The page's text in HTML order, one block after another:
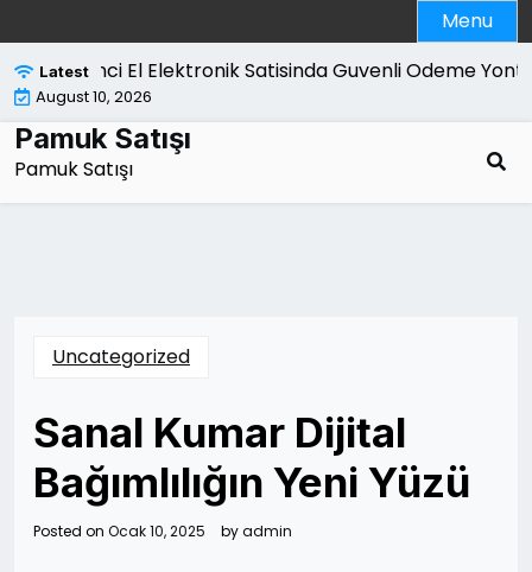
to
content
Menu
Latest
İkinci El Elektronik Satisinda Guvenli Odeme
August 10, 2026
Pamuk Satışı
Pamuk Satışı
Uncategorized
Sanal Kumar Dijital
Bağımlılığın Yeni Yüzü
Posted on Ocak 10, 2025 byadmin